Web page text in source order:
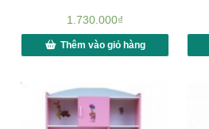
1.730.000₫
Thêm vào giỏ hàng